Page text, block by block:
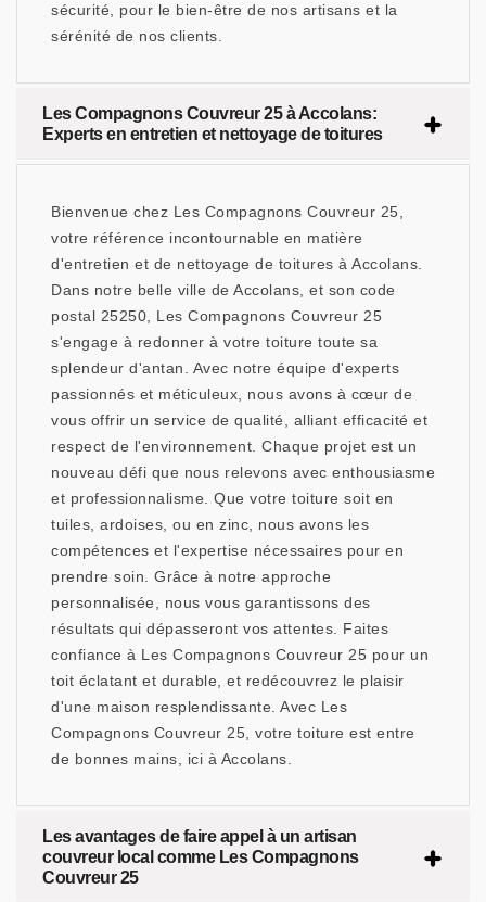
sécurité, pour le bien-être de nos artisans et la
sérénité de nos clients.
Les Compagnons Couvreur 25 à Accolans:
Experts en entretien et nettoyage de toitures
Bienvenue chez Les Compagnons Couvreur 25,
votre référence incontournable en matière
d'entretien et de nettoyage de toitures à Accolans.
Dans notre belle ville de Accolans, et son code
postal 25250, Les Compagnons Couvreur 25
s'engage à redonner à votre toiture toute sa
splendeur d'antan. Avec notre équipe d'experts
passionnés et méticuleux, nous avons à cœur de
vous offrir un service de qualité, alliant efficacité et
respect de l'environnement. Chaque projet est un
nouveau défi que nous relevons avec enthousiasme
et professionnalisme. Que votre toiture soit en
tuiles, ardoises, ou en zinc, nous avons les
compétences et l'expertise nécessaires pour en
prendre soin. Grâce à notre approche
personnalisée, nous vous garantissons des
résultats qui dépasseront vos attentes. Faites
confiance à Les Compagnons Couvreur 25 pour un
toit éclatant et durable, et redécouvrez le plaisir
d'une maison resplendissante. Avec Les
Compagnons Couvreur 25, votre toiture est entre
de bonnes mains, ici à Accolans.
Les avantages de faire appel à un artisan
couvreur local comme Les Compagnons
Couvreur 25